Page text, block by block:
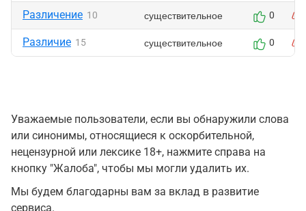
Различение 10 существительное 0
Различие 15 существительное 0
Уважаемые пользователи, если вы обнаружили слова
или синонимы, относящиеся к оскорбительной,
нецензурной или лексике 18+, нажмите справа на
кнопку "Жалоба", чтобы мы могли удалить их.
Мы будем благодарны вам за вклад в развитие
сервиса.